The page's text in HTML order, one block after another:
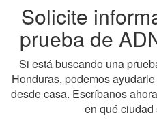
Solicite
prueba de
Si está buscando una
Honduras, podemos
desde casa. Escríbanos
en qué ciudad